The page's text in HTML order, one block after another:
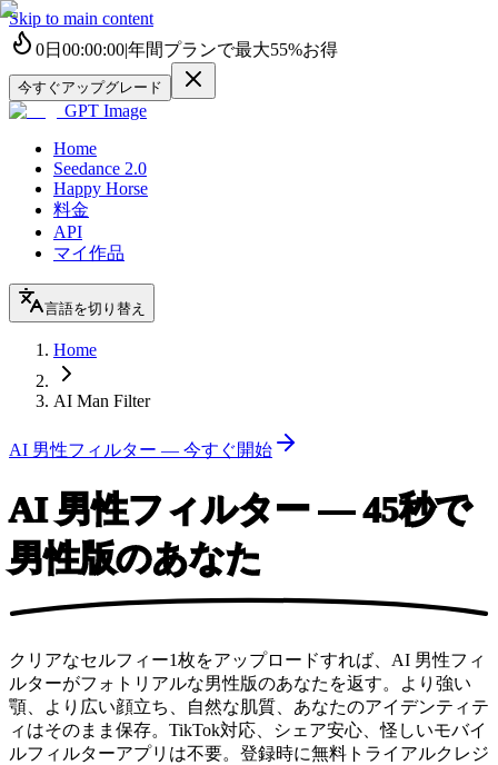
Skip to main content
0日 00:00:00|年間プランで最大55%お得
今すぐアップグレード
GPT Image
Home
Seedance 2.0
Happy Horse
料金
API
マイ作品
言語を切り替え
Home
AI Man Filter
AI 男性フィルター — 今すぐ開始
AI 男性フィルター — 45秒で
男性版のあなた
クリアなセルフィー1枚をアップロードすれば、AI 男性フィ
ルターがフォトリアルな男性版のあなたを返す。より強い
顎、より広い顔立ち、自然な肌質、あなたのアイデンティテ
ィはそのまま保存。TikTok対応、シェア安心、怪しいモバイ
ルフィルターアプリは不要。登録時に無料トライアルクレジ